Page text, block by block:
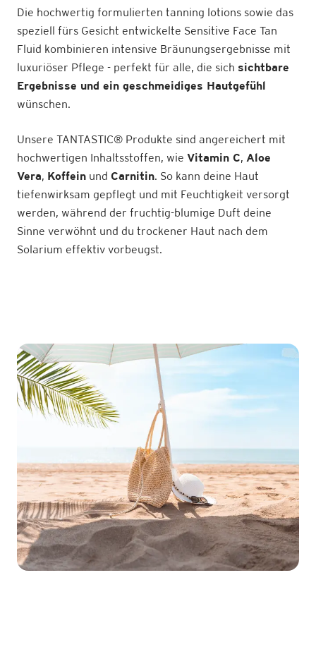
Die hochwertig formulierten tanning lotions sowie das
speziell fürs Gesicht entwickelte Sensitive Face Tan
Fluid kombinieren intensive Bräunungsergebnisse mit
luxuriöser Pflege - perfekt für alle, die sich sichtbare
Ergebnisse und ein geschmeidiges Hautgefühl
wünschen.
Unsere TANTASTIC® Produkte sind angereichert mit
hochwertigen Inhaltsstoffen, wie Vitamin C, Aloe
Vera, Koffein und Carnitin. So kann deine Haut
tiefenwirksam gepflegt und mit Feuchtigkeit versorgt
werden, während der fruchtig-blumige Duft deine
Sinne verwöhnt und du trockener Haut nach dem
Solarium effektiv vorbeugst.